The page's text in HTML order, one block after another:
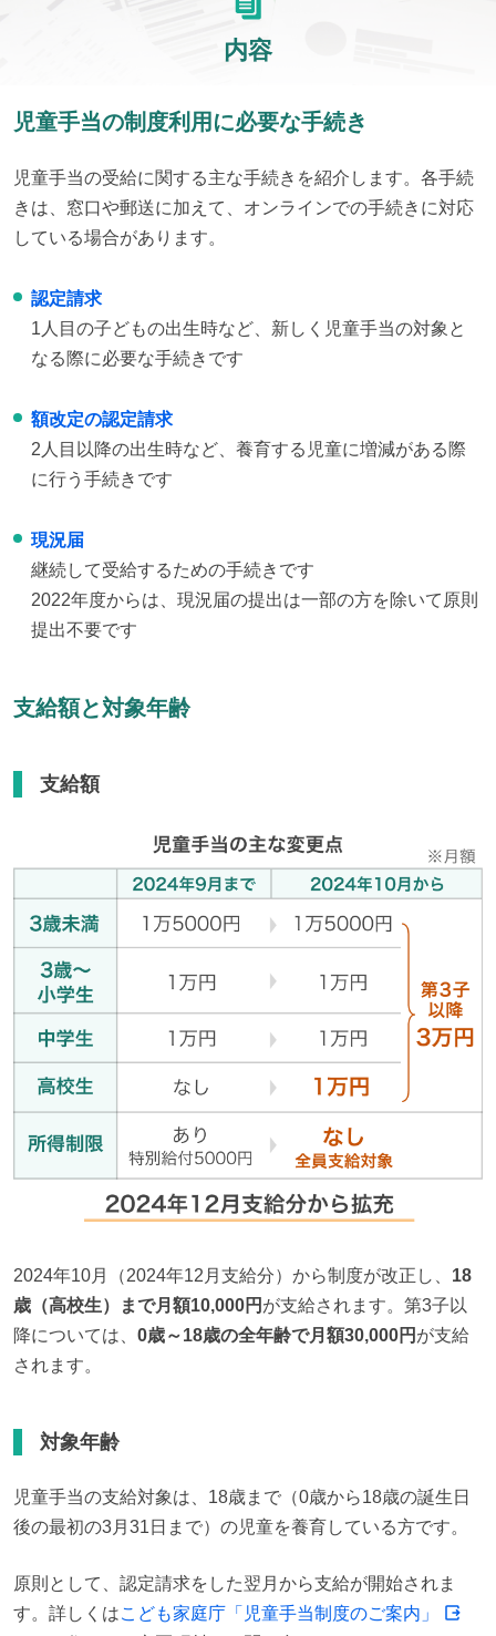
内容
児童手当の制度利用に必要な手続き
児童手当の受給に関する主な手続きを紹介します。各手続
きは、窓口や郵送に加えて、オンラインでの手続きに対応
している場合があります。
認定請求
1人目の子どもの出生時など、新しく児童手当の対象と
なる際に必要な手続きです
額改定の認定請求
2人目以降の出生時など、養育する児童に増減がある際
に行う手続きです
現況届
継続して受給するための手続きです
2022年度からは、現況届の提出は一部の方を除いて原則
提出不要です
支給額と対象年齢
支給額
2024年10月（2024年12月支給分）から制度が改正し、 18
歳（高校生）まで月額10,000円 が支給されます。第3子以
降については、 0歳～18歳の全年齢で月額30,000円 が支給
されます。
対象年齢
児童手当の支給対象は、18歳まで（0歳から18歳の誕生日
後の最初の3月31日まで）の児童を養育している方です。
原則として、認定請求をした翌月から支給が開始されま
す。詳しくはこども家庭庁「児童手当制度のご案内」